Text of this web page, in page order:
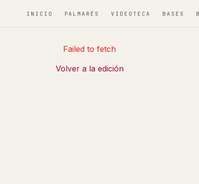
INICIO PALMARÉS VIDEOTECA BASES
Failed to fetch
Volver a la edición